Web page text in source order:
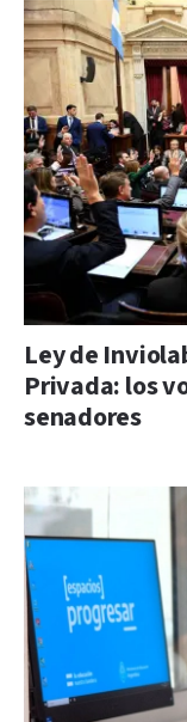
Ley de
Privada: los
senadores